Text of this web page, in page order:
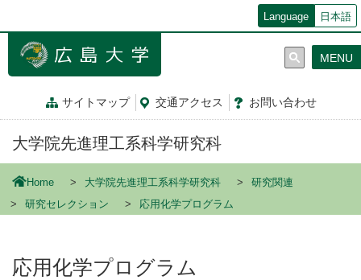
ン
Language 日本語
サイトマップ 交通アクセス お問い合わせ
MENU
大学院先進理工系科学研究科
Home 大学院先進理工系科学研究科
研究関連
研究セレクション
応用化学プログラム
応用化学プログラム